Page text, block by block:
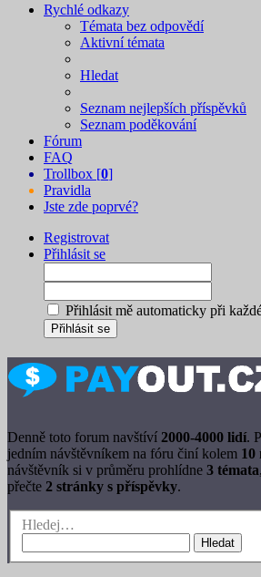
Rychlé odkazy
Témata bez odpovědí
Aktivní témata
Hledat
Seznam nejlepších příspěvků
Seznam poděkování
Fórum
FAQ
Trollbox [0]
Pravidla
Jste zde poprvé?
Registrovat
Přihlásit se
Přihlásit mě automaticky při
Denně toto forum navštíví 2000-4000 lidí.
jedním návštěvníkem na fóru činí kolem 10
návštěvník si v průměru prohlídne 3 témata
přečte 2 stránky s příspěvky.
Hledej…
Hledat